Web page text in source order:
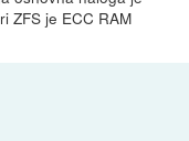
ZFS je ECC RAM